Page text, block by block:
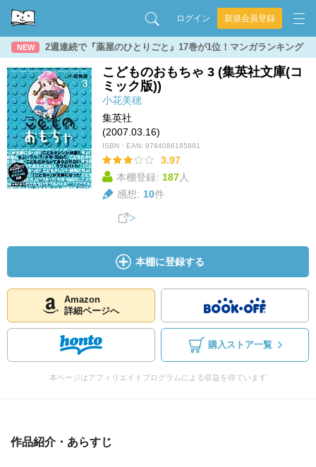
ログイン 新規会員登録
NEW 2週連続で『薬屋のひとりごと』17巻が1位！マンガランキング
こどものおもちゃ 3 (集英社文庫(コ
ミック版))
小花美穂
集英社
(2007.03.16)
ISBN・EAN: 9784086185691
3.97
本棚登録: 187人
感想: 10件
本棚に登録する
Amazon
詳細ページへ
購入ストア一覧
本ページはアフィリエイトプログラムによる収益を得ています
作品紹介・あらすじ